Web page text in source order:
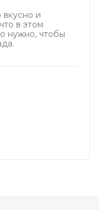
и
в этом
нужно, чтобы